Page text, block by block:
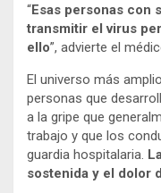
“Esas personas con
transmitir el virus
ello”, advierte el
El universo más
personas que
a la gripe que
trabajo y que los
guardia hospitalaria.
sostenida y el dolor